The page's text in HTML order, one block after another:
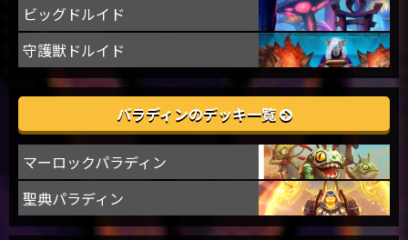
ビッグドルイド
守護獣ドルイド
パラディンのデッキ一覧
マーロックパラディン
聖典パラディン